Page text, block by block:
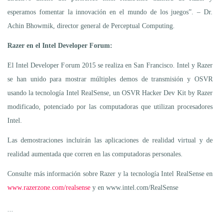
esperamos fomentar la innovación en el mundo de los juegos”. – Dr.
Achin Bhowmik, director general de Perceptual Computing.
Razer en el Intel Developer Forum:
El Intel Developer Forum 2015 se realiza en San Francisco. Intel y Razer
se han unido para mostrar múltiples demos de transmisión y OSVR
usando la tecnología Intel RealSense, un OSVR Hacker Dev Kit by Razer
modificado, potenciado por las computadoras que utilizan procesadores
Intel.
Las demostraciones incluirán las aplicaciones de realidad virtual y de
realidad aumentada que corren en las computadoras personales.
Consulte más información sobre Razer y la tecnología Intel RealSense en
www.razerzone.com/realsense y en www.intel.com/RealSense